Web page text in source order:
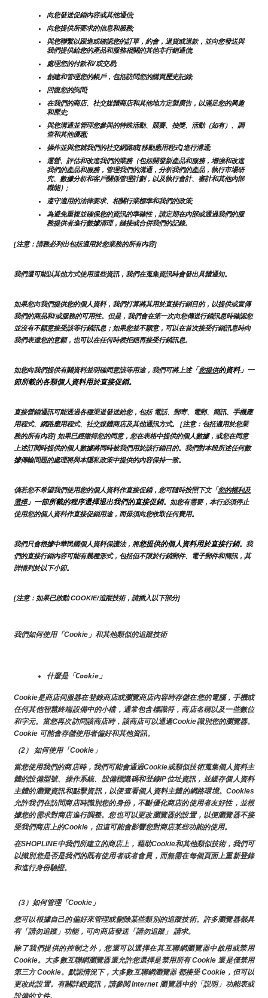
向您發送促銷內容或其他通信;
向您提供所要求的信息和服務;
與您聯繫以跟進或確認您的訂單，約會，退貨或退款，並向您發送與
我們提供給您的產品和服務相關的其他非行銷通信;
處理您的付款和/或交易;
創建和管理您的帳戶，包括訪問您的購買歷史記錄;
回復您的詢問;
在我們的商店、社交媒體商店和其他地方定製廣告，以滿足您的興趣
和歷史;
與您溝通並管理您參與的特殊活動、競賽、抽獎、活動（如有）、調
查和其他優惠;
操作並與您就我們的社交網路或[移動應用程式]進行溝通;
運營、評估和改進我們的業務（包括開發新產品和服務，增強和改進
我們的產品和服務，管理我們的溝通，分析我們的產品，執行市場研
究、數據分析和客戶關係管理計劃，以及執行會計、審計和其他內部
職能）;
遵守適用的法律要求、相關行業標準和我們的政策;
為避免重複並確保您的資訊的準確性，請定期在內部或通過我們的服
務提供者進行數據清理，鏈接或合併我們的記錄。
[注意：請務必列出包括適用於您業務的所有內容]
我們還可能以其他方式使用這些資訊，我們在蒐集資訊時會發出具體通知。
如果您向我們提供您的個人資料，我們打算將其用於直接行銷目的，以提供或宣傳
我們的商品和/或服務的可用性。但是，我們會在第一次向您傳送行銷訊息時確認您
並沒有不願意接受該等行銷訊息；如果您並不願意，可以在首次接受行銷訊息時向
我們表達您的意願，也可以在任何時候拒絕再接受行銷訊息。
如您向我們提供有關資料並明確同意該等用途，我們可將上述「您提供的資料」一
節所載的各類個人資料用於直接促銷。
直接營銷通訊可能透過各種渠道發送給您，包括 電話、郵寄、電郵、簡訊、手機應
用程式、網路應用程式、社交媒體商店及其他通訊方式。 [注意：包括適用於您業
務的所有內容] 如果已經徵得您的同意，您在表格中提供的個人數據，或您在同意
上述訂閱時提供的個人數據將同時被我們用於該行銷目的。我們對本段所述任何數
據傳輸問題的處理將與本隱私政策中提供的內容保持一致。
倘若您不希望我們使用您的個人資料作直接促銷，您可隨時按照下文「您的權利及
選擇」一節所載的程序選擇退出我們的直接促銷。如您有需要，本行必須停止
使用您的個人資料作直接促銷用途，而毋須向您收取任何費用。
我們只會根據中華民國個人資料保護法，將您提供的個人資料用於直接行銷。我
們的直接行銷內容可能有幾種形式，包括但不限於行銷郵件、電子郵件和簡訊，其
詳情列於以下小節。
[注意：如果已啟動 COOKIE/追蹤技術，請插入以下部分]
我們如何使用「Cookie」和其他類似的追蹤技術
什麼是「Cookie」
Cookie是商店伺服器在登錄商店或瀏覽商店內容時存儲在您的電腦，手機或
任何其他智慧終端設備中的小檔，通常包含標識符，商店名稱以及一些數位
和字元。當您再次訪問該商店時，該商店可以通過Cookie識別您的瀏覽器。
Cookie 可能會存儲使用者偏好和其他資訊。
（2） 如何使用「Cookie」
當您使用我們的商店時，我們可能會通過Cookie或類似技術蒐集個人資料主
體的設備型號、操作系統、設備標識碼和登錄IP位址資訊，並緩存個人資料
主體的瀏覽資訊和點擊資訊，以便查看個人資料主體的網路環境。Cookies
允許我們在訪問商店時識別您的身份，不斷優化商店的使用者友好性，並根
據您的需求對商店進行調整。您也可以更改瀏覽器的設置，以便瀏覽器不接
受我們商店上的Cookie，但這可能會影響您對商店某些功能的使用。
在SHOPLINE中我們所建立的商店上，藉助Cookie和其他類似技術，我們可
以識別您是否是我們的既有使用者或者會員，而無需在每個頁面上重新登錄
和進行身份驗證。
（3）如何管理「Cookie」
您可以根據自己的偏好來管理或刪除某些類別的追蹤技術。許多瀏覽器都具
有「請勿追蹤」功能，可向商店發送「請勿追蹤」 請求。
除了我們提供的控制之外，您還可以選擇在其互聯網瀏覽器中啟用或禁用
Cookie。大多數互聯網瀏覽器還允許您選擇是禁用所有 Cookie 還是僅禁用
第三方 Cookie。默認情況下，大多數互聯網瀏覽器 都接受 Cookie，但可以
更改此設置。有關詳細資訊，請參閱 Internet 瀏覽器中的「説明」功能表或
設備的文件。